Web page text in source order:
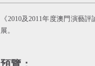
《2010及2011年度澳門演藝
展。